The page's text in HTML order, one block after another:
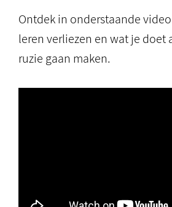
Ontdek in onderstaande
leren verliezen en wat je doet
ruzie gaan maken.